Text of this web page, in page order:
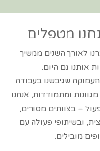
מטפלים
לאורך השנים ממשיך
אותנו גם היום.
שגיבשנו בעבודה
ומתמודדות, אנחנו
– בצוותים מסורים,
ובשיתופי פעולה עם
מובילים.